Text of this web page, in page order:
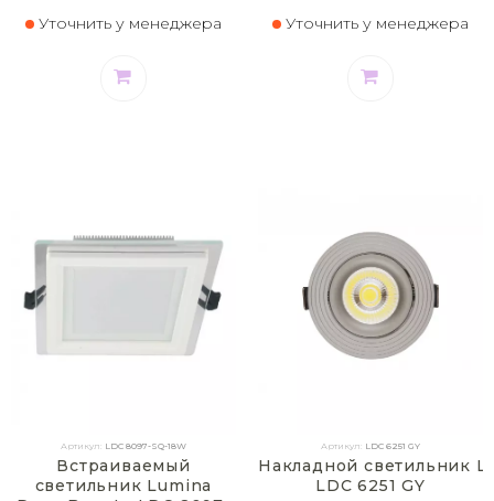
Уточнить у менеджера Уточнить у менеджера
Артикул: LDC 8097-SQ-18W
Встраиваемый
светильник Lumina
Артикул: LDC 6251 GY
Накладной светильник
LDC 6251 GY